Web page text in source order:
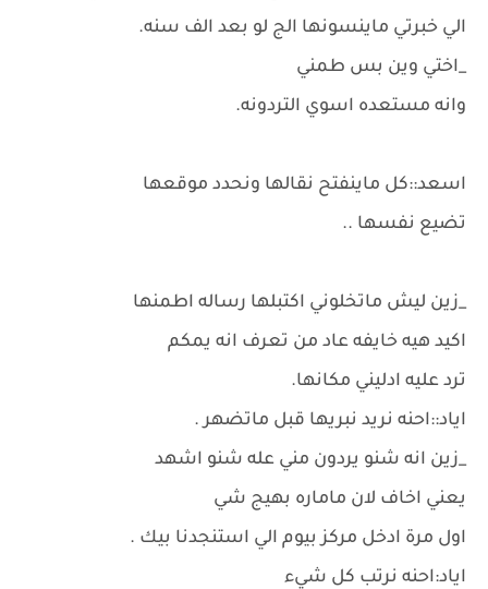
الي خبرتي ماينسونها الج لو بعد الف سنه.
_اختي وين بس طمني
وانه مستعده اسوي التردونه.
اسعد::كل ماينفتح نقالها ونحدد موقعها
تضيع نفسها ..
_زين ليش ماتخلوني اكتبلها رساله اطمنها
اكيد هيه خايفه عاد من تعرف انه يمكم
ترد عليه ادليني مكانها.
اياد::احنه نريد نبريها قبل ماتضهر .
_زين انه شنو يردون مني عله شنو اشهد
يعني اخاف لان ماماره بهيج شي
اول مرة ادخل مركز بيوم الي استنجدنا بيك .
اياد:احنه نرتب كل شيء